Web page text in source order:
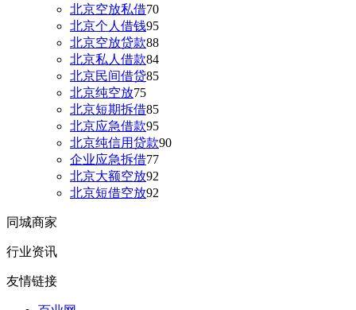
北京空放私借70
北京个人借钱95
北京空放贷款88
北京私人借款84
北京民间借贷85
北京纯空放75
北京短期拆借85
北京应急借款95
北京纯信用贷款90
企业应急拆借77
北京大额空放92
北京短借空放92
同城商家
行业资讯
友情链接